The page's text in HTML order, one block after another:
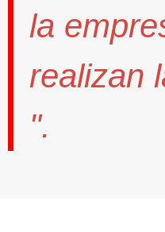
la
realizan
".